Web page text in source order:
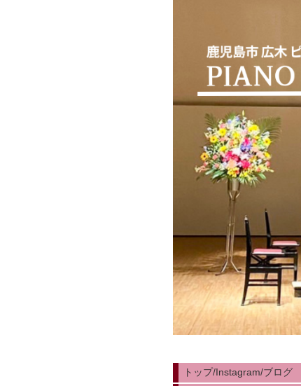
トップ/Instagram/ブログ